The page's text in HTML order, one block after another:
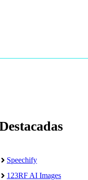
Speechify
123RF AI Images